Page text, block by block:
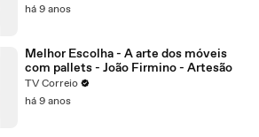
há 9 anos
Melhor Escolha - A arte dos móveis
com pallets - João Firmino - Artesão
TV Correio
há 9 anos